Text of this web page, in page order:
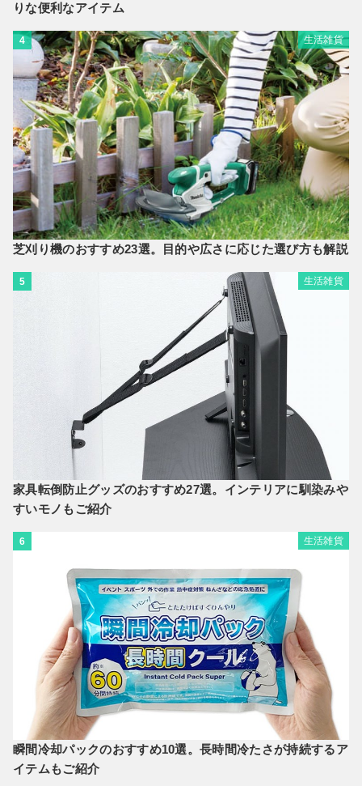
りな便利なアイテム
4 生活雑貨
芝刈り機のおすすめ23選。目的や広さに応じた選び方も解説
5 生活雑貨
家具転倒防止グッズのおすすめ27選。インテリアに馴染みや
すいモノもご紹介
6 生活雑貨
瞬間冷却パックのおすすめ10選。長時間冷たさが持続するア
イテムもご紹介